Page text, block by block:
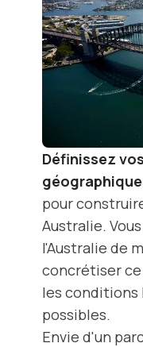
Définissez
pour
Australie.
l'Australie de
concrétiser
les conditions
possibles.
Envie d'un